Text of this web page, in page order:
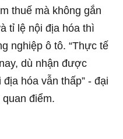
thuế mà không gắn
tỉ lệ nội địa hóa thì
nghiệp ô tô. “Thực tế
dù nhận được
hóa vẫn thấp” - đại
điểm.